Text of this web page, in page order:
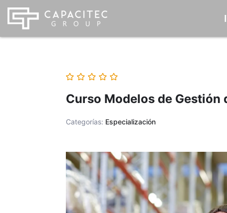
contenido
Curso Modelos de Gestión
Categorías: Especialización